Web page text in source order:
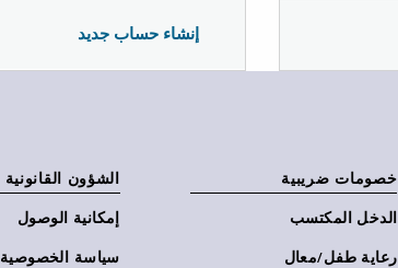
إنشاء حساب جديد
خصومات ضريبية
الدخل المكتسب
رعاية طفل/معال
الشؤون القانونية
إمكانية الوصول
سياسة الخصوصية